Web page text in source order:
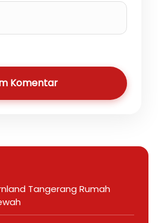
Komentar
Tangerang Rumah